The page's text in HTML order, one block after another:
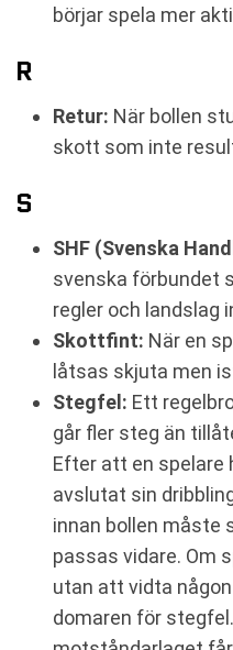
börjar spela mer
R
Retur: När bollen
skott som inte
S
SHF (Svenska
svenska förbundet
regler och landslag
Skottfint: När en
låtsas skjuta men
Stegfel: Ett
går fler steg än
Efter att en spelare
avslutat sin
innan bollen måste
passas vidare. Om
utan att vidta
domaren för